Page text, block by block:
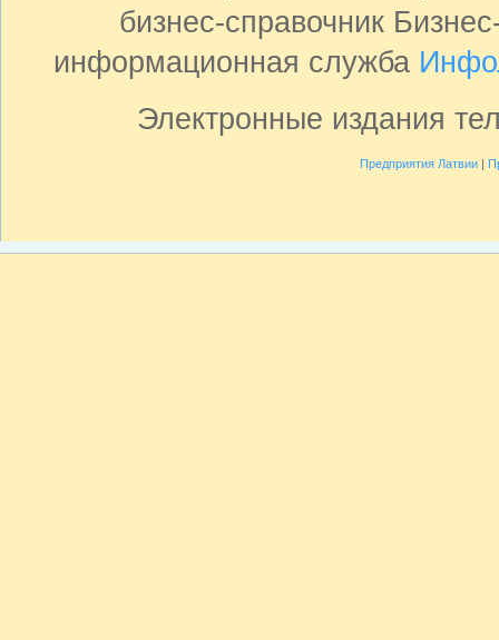
бизнес-справочник
информационная служба
Электронные издания
Предприятия Латвии|